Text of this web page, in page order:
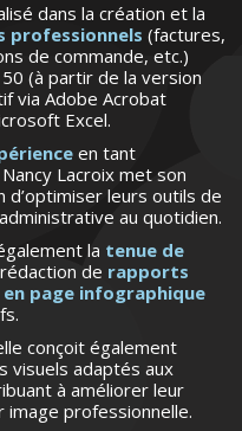
dans la création et la
professionnels (factures,
de commande, etc.)
(à partir de la version
via Adobe Acrobat
Excel.
en tant
Lacroix met son
leurs outils de
au quotidien.
la tenue de
de rapports
en page infographique
conçoit également
visuels adaptés aux
à améliorer leur
professionnelle.